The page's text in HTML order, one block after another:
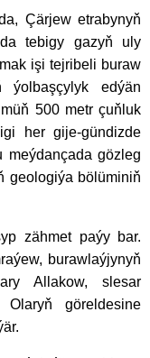
Çärjew etrabynyň
tebigy gazyň uly
işi tejribeli buraw
ýolbaşçylyk edýän
500 metr çuňluk
her gije-gündizde
meýdançada gözleg
geologiýa bölüminiň
zähmet paýy bar.
burawlaýjynyň
Allakow, slesar
Olaryň göreldesine